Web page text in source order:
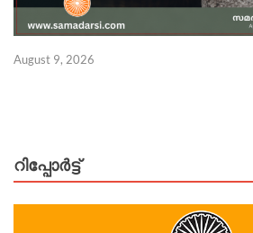
August 9, 2026
റിപ്പോര്‍ട്ട്